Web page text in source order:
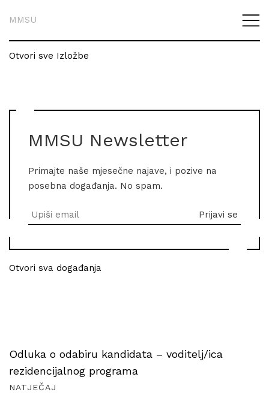
MMSU
Otvori sve Izložbe
MMSU Newsletter
Primajte naše mjesečne najave, i pozive na
posebna događanja. No spam.
Otvori sva događanja
Odluka o odabiru kandidata – voditelj/ica
rezidencijalnog programa
NATJEČAJ